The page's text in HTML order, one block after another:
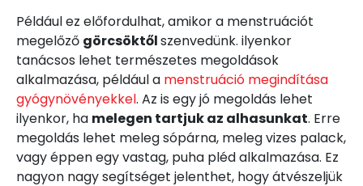
Például ez előfordulhat, amikor a menstruációt
megelőző görcsöktőlszenvedünk. ilyenkor
tanácsos lehet természetes megoldások
alkalmazása, például a menstruáció megindítása
gyógynövényekkel. Az is egy jó megoldás lehet
ilyenkor, ha melegen tartjuk az alhasunkat. Erre
megoldás lehet meleg sópárna, meleg vizes palack,
vagy éppen egy vastag, puha pléd alkalmazása. Ez
nagyon nagy segítséget jelenthet, hogy átvészeljük